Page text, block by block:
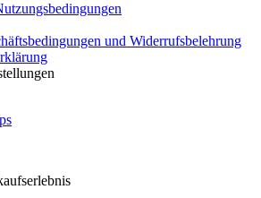
und Widerrufsbelehrung